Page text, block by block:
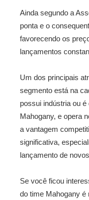
Ainda segundo a
ponta e o
favorecendo os
lançamentos
Um dos principais
segmento está na
possui indústria ou
Mahogany, e opera
a vantagem
significativa,
lançamento de
Se você ficou
do time Mahogany é